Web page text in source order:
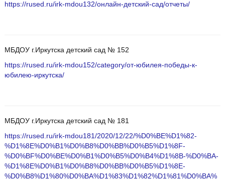
https://rused.ru/irk-mdou132/онлайн-детский-сад/отчеты/
МБДОУ г.Иркутска детский сад № 152
https://rused.ru/irk-mdou152/category/от-юбилея-победы-к-
юбилею-иркутска/
МБДОУ г.Иркутска детский сад № 181
https://rused.ru/irk-mdou181/2020/12/22/%D0%BE%D1%82-
%D1%8E%D0%B1%D0%B8%D0%BB%D0%B5%D1%8F-
%D0%BF%D0%BE%D0%B1%D0%B5%D0%B4%D1%8B-%D0%BA-
%D1%8E%D0%B1%D0%B8%D0%BB%D0%B5%D1%8E-
%D0%B8%D1%80%D0%BA%D1%83%D1%82%D1%81%D0%BA%